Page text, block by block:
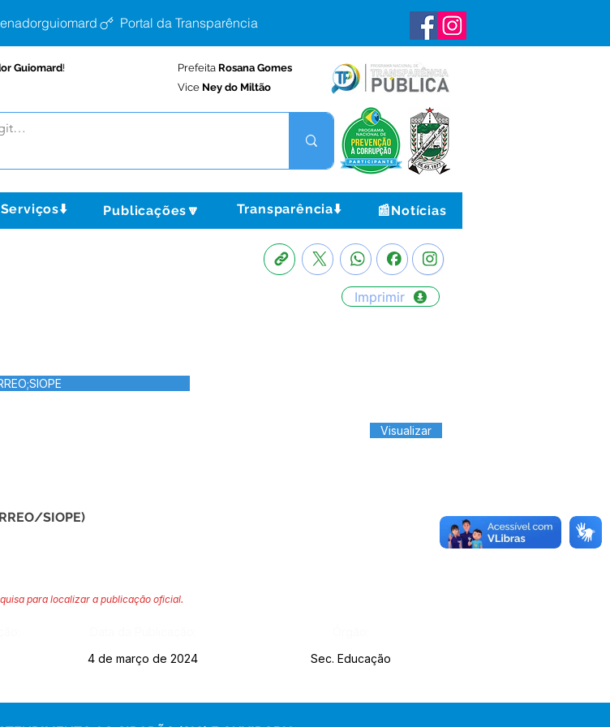
Portal da Transparência
Guiomard! Prefeita Rosana Gomes
Vice Ney do Miltão
Serviços⬇️ Publicações🔽 Transparência⬇️ 📰Notícias
Imprimir
Visualizar
SIOPE)
para localizar a publicação oficial.
4 de março de 2024 Sec. Educação